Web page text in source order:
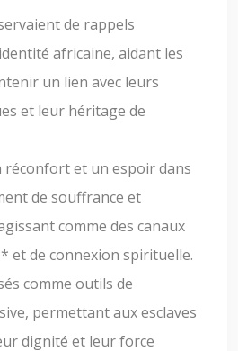
de rappels
africaine, aidant les
un lien avec leurs
et leur héritage de
et un espoir dans
de souffrance et
comme des canaux
et de connexion spirituelle.
comme outils de
permettant aux esclaves
dignité et leur force